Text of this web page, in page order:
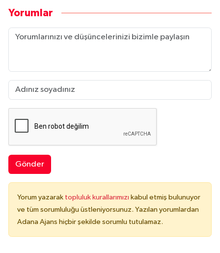
Yorumlar
Gönder
Yorum yazarak topluluk kurallarımızı kabul etmiş bulunuyor
ve tüm sorumluluğu üstleniyorsunuz. Yazılan yorumlardan
Adana Ajans hiçbir şekilde sorumlu tutulamaz.